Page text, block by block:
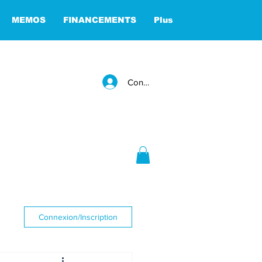
MEMOS FINANCEMENTS Plus
Connexion
Connexion/Inscription